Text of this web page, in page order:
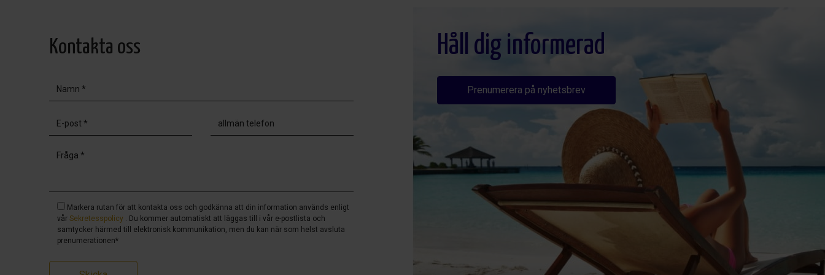
Kontakta oss
Markera rutan för att kontakta oss och godkänna att din information används enligt
vår Sekretesspolicy . Du kommer automatiskt att läggas till i vår e-postlista och
samtycker härmed till elektronisk kommunikation, men du kan när som helst avsluta
prenumerationen*
Håll dig informerad
Prenumerera på nyhetsbrev